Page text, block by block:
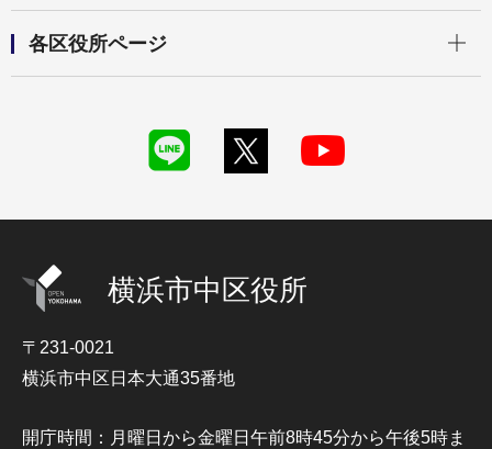
各区役所ページ
横浜市中区役所
〒231-0021
横浜市中区日本大通35番地
開庁時間：月曜日から金曜日午前8時45分から午後5時ま